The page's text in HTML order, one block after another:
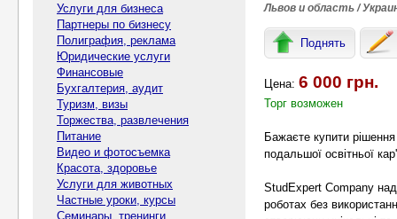
Услуги для бизнеса
Партнеры по бизнесу
Полиграфия, реклама
Юридические услуги
Финансовые
Бухгалтерия, аудит
Туризм, визы
Торжества, развлечения
Питание
Видео и фотосъемка
Красота, здоровье
Услуги для животных
Частные уроки, курсы
Семинары, тренинги
Львов и область /
Поднять
Цена: 6 000 грн.
Торг возможен
Бажаєте купити
подальшої освітньої
StudExpert Company
роботах без